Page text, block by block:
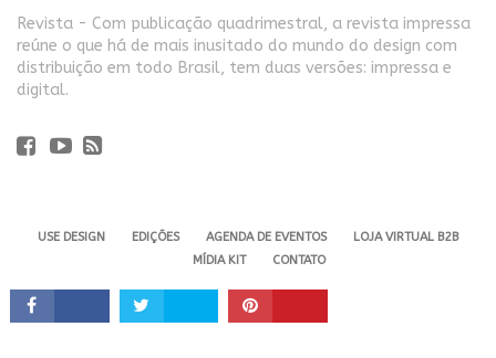
Revista - Com publicação quadrimestral, a revista impressa
reúne o que há de mais inusitado do mundo do design com
distribuição em todo Brasil, tem duas versões: impressa e
digital.
USE DESIGN EDIÇÕES AGENDA DE EVENTOS
LOJA VIRTUAL B2B
MÍDIA KIT
CONTATO
Revista USE. 2024 - Todos os direitos reservados.